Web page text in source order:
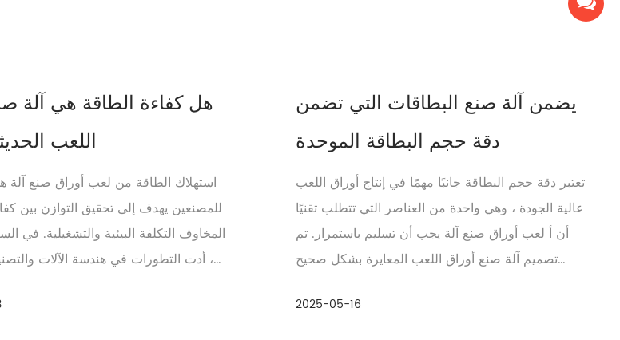
هل كفاءة الطاقة هي آلة
اللعب
للمصنعين يهدف إلى تحقيق التوازن بين
المخاوف التكلفة البيئية والتشغيلية. في
، أدت التطورات في هندسة الآلات
يضمن آلة صنع البطاقات التي تضمن
دقة حجم البطاقة الموحدة
تعتبر دقة حجم البطاقة جانبًا مهمًا في إنتاج أوراق اللعب
عالية الجودة ، وهي واحدة من العناصر التي تتطلب تقنيًا
أن أ لعب أوراق صنع آلة يجب أن تسليم باستمرار. تم
تصميم آلة صنع أوراق اللعب المعايرة بشكل صحيح
2025-05-16